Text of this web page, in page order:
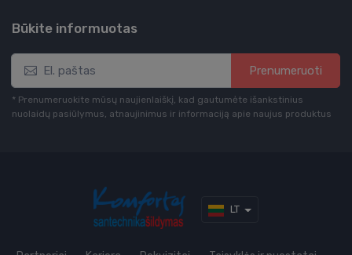
Būkite informuotas
Prenumeruoti
* Prenumeruokite mūsų naujienlaiškį, kad gautumėte išankstinius
nuolaidų pasiūlymus, atnaujinimus ir informaciją apie naujus produktus
LT